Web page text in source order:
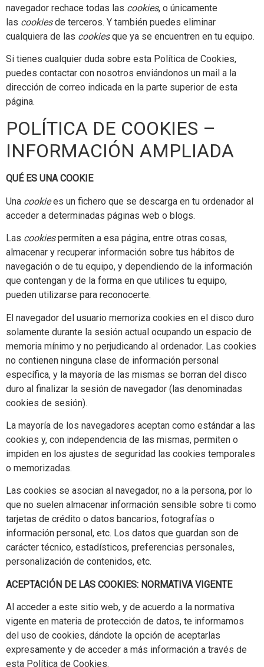
navegador rechace todas las cookies, o únicamente
las cookiesde terceros. Y también puedes eliminar
cualquiera de las cookiesque ya se encuentren en tu equipo.
Si tienes cualquier duda sobre esta Política de Cookies,
puedes contactar con nosotros enviándonos un mail a la
dirección de correo indicada en la parte superior de esta
página.
POLÍTICA DE COOKIES –
INFORMACIÓN AMPLIADA
QUÉ ES UNA COOKIE
Una cookiees un fichero que se descarga en tu ordenador al
acceder a determinadas páginas web o blogs.
Las cookiespermiten a esa página, entre otras cosas,
almacenar y recuperar información sobre tus hábitos de
navegación o de tu equipo, y dependiendo de la información
que contengan y de la forma en que utilices tu equipo,
pueden utilizarse para reconocerte.
El navegador del usuario memoriza cookies en el disco duro
solamente durante la sesión actual ocupando un espacio de
memoria mínimo y no perjudicando al ordenador. Las cookies
no contienen ninguna clase de información personal
específica, y la mayoría de las mismas se borran del disco
duro al finalizar la sesión de navegador (las denominadas
cookies de sesión).
La mayoría de los navegadores aceptan como estándar a las
cookies y, con independencia de las mismas, permiten o
impiden en los ajustes de seguridad las cookies temporales
o memorizadas.
Las cookies se asocian al navegador, no a la persona, por lo
que no suelen almacenar información sensible sobre ti como
tarjetas de crédito o datos bancarios, fotografías o
información personal, etc. Los datos que guardan son de
carácter técnico, estadísticos, preferencias personales,
personalización de contenidos, etc.
ACEPTACIÓN DE LAS COOKIES: NORMATIVA VIGENTE
Al acceder a este sitio web, y de acuerdo a la normativa
vigente en materia de protección de datos, te informamos
del uso de cookies, dándote la opción de aceptarlas
expresamente y de acceder a más información a través de
esta Política de Cookies.